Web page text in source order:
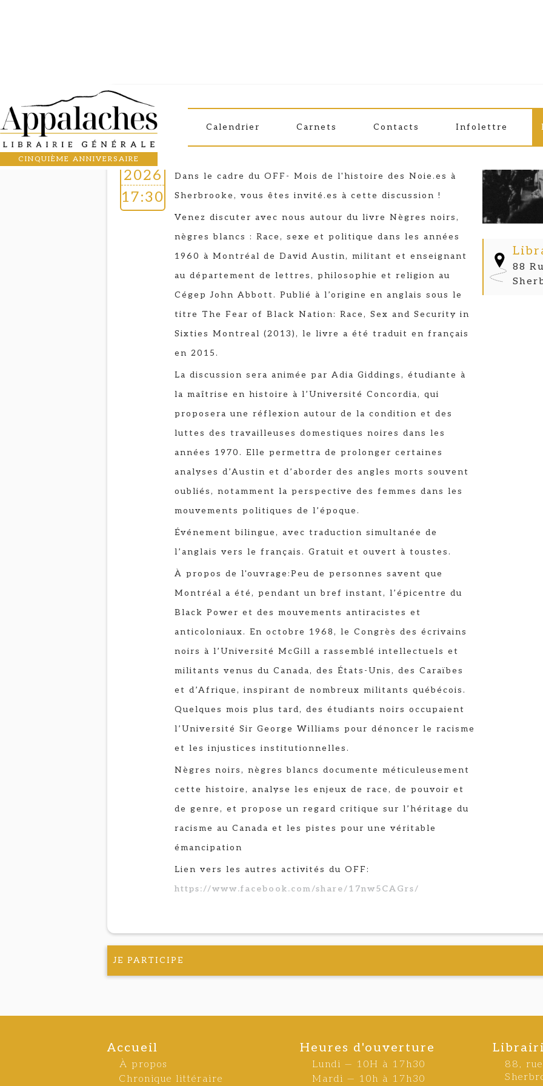
CINQUIÈME ANNIVERSAIRE
Calendrier Carnets Contacts Infolettre
13
FEB
2026
17:30
ADIA GIDDINGS ET OUSMANE THIAM
Discussion autour du livre Nègres Noirs, nègres blancs
Dans le cadre du OFF- Mois de l'histoire des Noie.es à
Sherbrooke, vous êtes invité.es à cette discussion !
Venez discuter avec nous autour du livre Nègres noirs,
nègres blancs : Race, sexe et politique dans les années
1960 à Montréal de David Austin, militant et enseignant
au département de lettres, philosophie et religion au
Cégep John Abbott. Publié à l’origine en anglais sous le
titre The Fear of Black Nation: Race, Sex and Security in
Sixties Montreal (2013), le livre a été traduit en français
en 2015.
La discussion sera animée par Adia Giddings, étudiante à
la maîtrise en histoire à l’Université Concordia, qui
proposera une réflexion autour de la condition et des
luttes des travailleuses domestiques noires dans les
années 1970. Elle permettra de prolonger certaines
analyses d’Austin et d’aborder des angles morts souvent
oubliés, notamment la perspective des femmes dans les
mouvements politiques de l’époque.
Événement bilingue, avec traduction simultanée de
l’anglais vers le français. Gratuit et ouvert à toustes.
À propos de l'ouvrage:Peu de personnes savent que
Montréal a été, pendant un bref instant, l’épicentre du
Black Power et des mouvements antiracistes et
anticoloniaux. En octobre 1968, le Congrès des écrivains
noirs à l’Université McGill a rassemblé intellectuels et
militants venus du Canada, des États-Unis, des Caraïbes
et d’Afrique, inspirant de nombreux militants québécois.
Quelques mois plus tard, des étudiants noirs occupaient
l’Université Sir George Williams pour dénoncer le racisme
et les injustices institutionnelles.
Nègres noirs, nègres blancs documente méticuleusement
cette histoire, analyse les enjeux de race, de pouvoir et
de genre, et propose un regard critique sur l’héritage du
racisme au Canada et les pistes pour une véritable
émancipation
Lien vers les autres activités du OFF:
https://www.facebook.com/share/17nw5CAGrs/
88
JE PARTICIPE
Accueil
À propos
Chronique littéraire
Heures d'ouverture
Lundi — 10H à 17h30
Mardi — 10h à 17h30
88,